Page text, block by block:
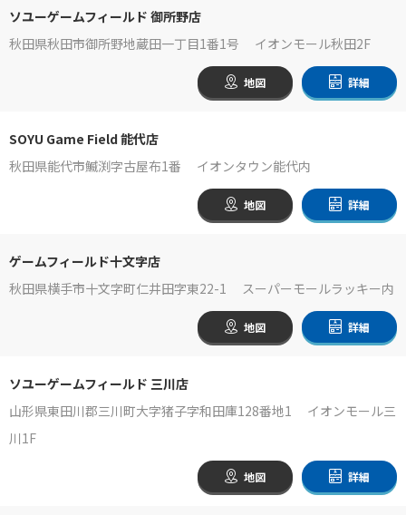
ソユーゲームフィールド 御所野店
秋田県秋田市御所野地蔵田一丁目1番1号 イオンモール秋田2F
地図 詳細
SOYU Game Field 能代店
秋田県能代市鰄渕字古屋布1番 イオンタウン能代内
地図 詳細
ゲームフィールド十文字店
秋田県横手市十文字町仁井田字東22-1 スーパーモールラッキー内
地図 詳細
ソユーゲームフィールド 三川店
山形県東田川郡三川町大字猪子字和田庫128番地1 イオンモール三
川1F
地図 詳細